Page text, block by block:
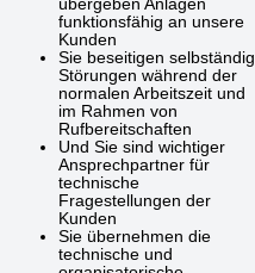
funktionsfähig an unsere
Kunden
Sie beseitigen selbständig
Störungen während der
normalen Arbeitszeit und
im Rahmen von
Rufbereitschaften
Und Sie sind wichtiger
Ansprechpartner für
technische
Fragestellungen der
Kunden
Sie übernehmen die
technische und